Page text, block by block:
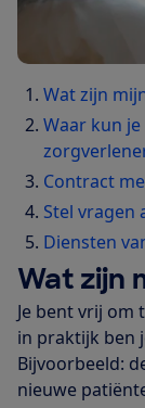
Wat zijn
Waar kun
Contract
Stel vragen
Diensten
Wat zijn
Je bent vrij om
in praktijk ben
Bijvoorbeeld:
nieuwe